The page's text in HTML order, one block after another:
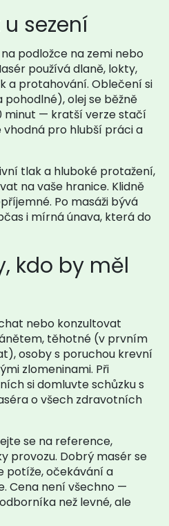
sezení
podložce na zemi nebo
používá dlaně, lokty,
a protahování. Oblečení si
olej se běžně
minut — kratší verze stačí
vhodná pro hlubší práci a
tlak a hluboké protažení,
na vaše hranice. Klidně
Po masáži bývá
i mírná únava, která do
kdo by měl
nebo konzultovat
těhotné (v prvním
osoby s poruchou krevní
zlomeninami. Při
si domluvte schůzku s
o všech zdravotních
se na reference,
provozu. Dobrý masér se
potíže, očekávání a
Cena není všechno —
než levné, ale